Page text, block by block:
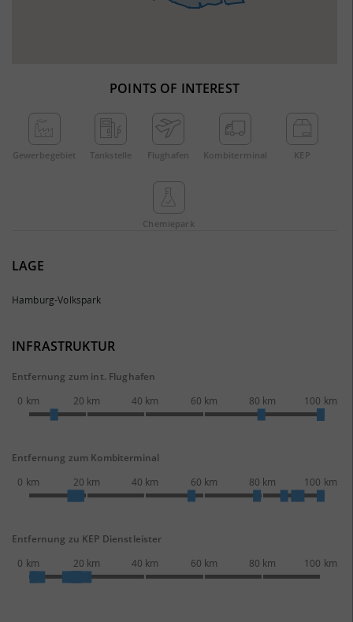
POINTS OF INTEREST
Gewerbe­gebiet Tankstelle Flughafen Kombi­terminal KEP
Chemie­park
LAGE
Hamburg-Volkspark
INFRASTRUKTUR
Entfernung zum int. Flughafen
0 km
20 km 40 km 60 km 80 km 100 km
Entfernung zum Kombiterminal
0 km
20 km 40 km 60 km 80 km 100 km
Entfernung zu KEP Dienstleister
0 km
20 km 40 km 60 km 80 km 100 km